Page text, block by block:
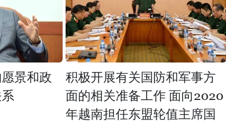
景和政
积极开展有关国防和军事方
面的相关准备工作 面向2020
年越南担任东盟轮值主席国